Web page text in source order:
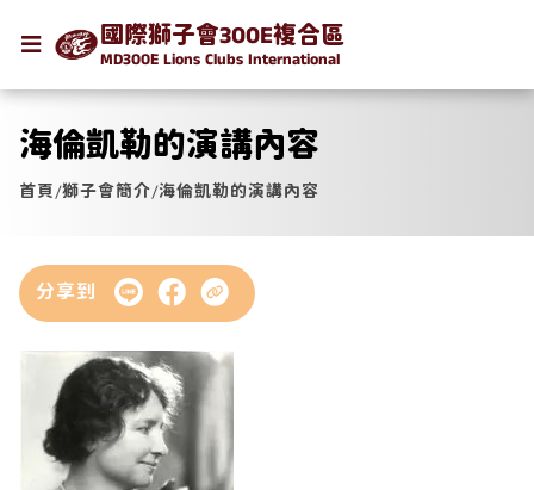
國際獅子會300E複合區
MD300E Lions Clubs International
海倫凱勒的演講內容
首頁/獅子會簡介/海倫凱勒的演講內容
分享到